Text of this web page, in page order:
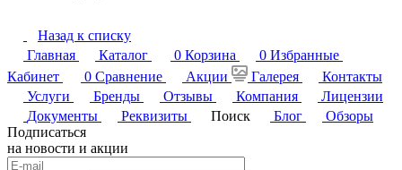
Назад к списку
Главная
Каталог 0 Корзина 0 Избранные
Кабинет
0 Сравнение Акции Галерея
Контакты
Услуги
Бренды Отзывы Компания
Лицензии
Документы
Реквизиты Поиск Блог
Обзоры
Подписаться
на новости и акции